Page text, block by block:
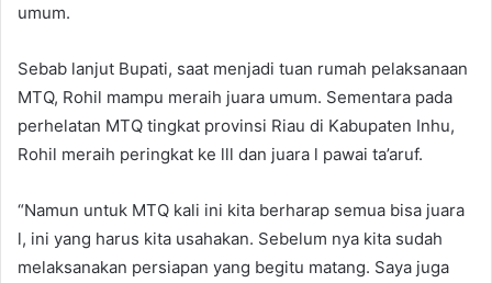
umum.
Sebab lanjut Bupati, saat menjadi tuan rumah pelaksanaan
MTQ, Rohil mampu meraih juara umum. Sementara pada
perhelatan MTQ tingkat provinsi Riau di Kabupaten Inhu,
Rohil meraih peringkat ke lll dan juara l pawai ta’aruf.
“Namun untuk MTQ kali ini kita berharap semua bisa juara
l, ini yang harus kita usahakan. Sebelum nya kita sudah
melaksanakan persiapan yang begitu matang. Saya juga